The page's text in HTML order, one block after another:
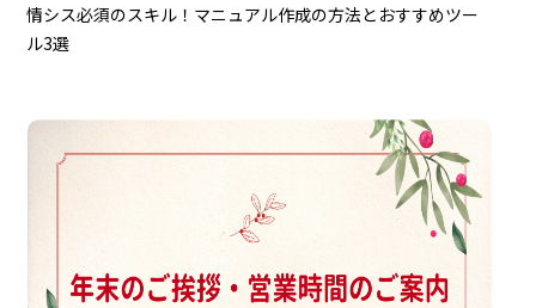
情シス必須のスキル！マニュアル作成の方法とおすすめツー
ル3選